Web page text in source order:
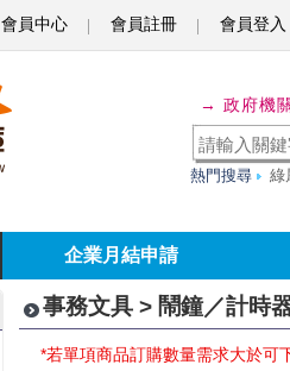
會員中心 會員註冊 會員登入
→ 政府機
熱門搜尋 綠
企業月結申請
事務文具 > 鬧鐘／計時
*若單項商品訂購數量需求大於可